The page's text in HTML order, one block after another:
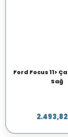
Ford Focus 11>
Sağ
2.493,82